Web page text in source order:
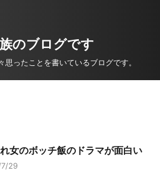
のブログです
ったことを書いているブログです。
女のボッチ飯のドラマが面白い
29